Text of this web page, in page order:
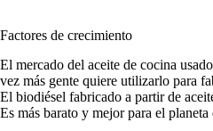
Factores de crecimiento
El mercado del aceite de cocina
vez más gente quiere utilizarlo para
El biodiésel fabricado a partir de
Es más barato y mejor para el